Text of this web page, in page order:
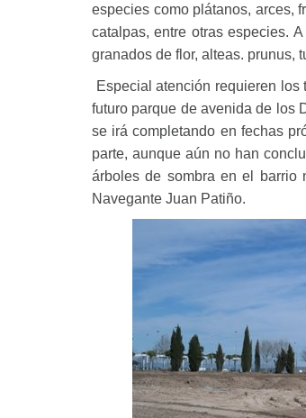
especies como plátanos, arces,
catalpas, entre otras especies.
granados de flor, alteas. prunus,
Especial atención requieren
futuro parque de avenida de los
se irá completando en fechas
parte, aunque aún no han
árboles de sombra en el barrio
Navegante Juan Patiño.